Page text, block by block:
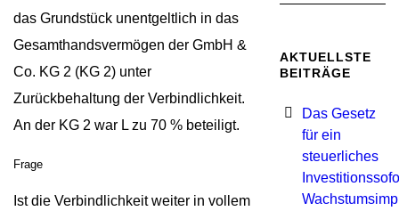
das Grundstück unentgeltlich in das
Gesamthandsvermögen der GmbH &
Co. KG 2 (KG 2) unter
Zurückbehaltung der Verbindlichkeit.
An der KG 2 war L zu 70 % beteiligt.
Frage
Ist die Verbindlichkeit weiter in vollem
AKTUELLSTE
BEITRÄGE
Das Gesetz
für ein
steuerliches